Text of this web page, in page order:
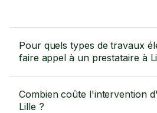
Pour quels types de travaux
faire appel à un prestataire à
Combien coûte l'intervention
Lille ?